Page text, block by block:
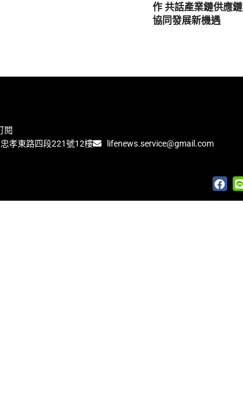
作 共話產業鏈供應鏈
協同發展新機遇
閱
孝東路四段221號12樓 lifenews.service@gmail.com